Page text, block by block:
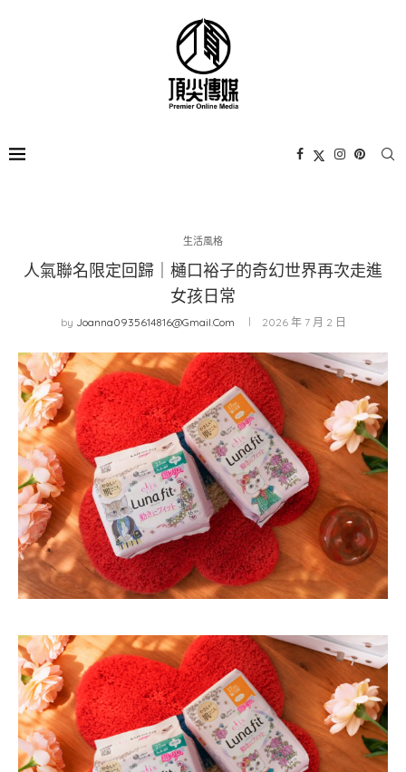
生活風格
人氣聯名限定回歸｜樋口裕子的奇幻世界再次走進
女孩日常
by Joanna0935614816@gmail.com 2026 年 7 月 2 日